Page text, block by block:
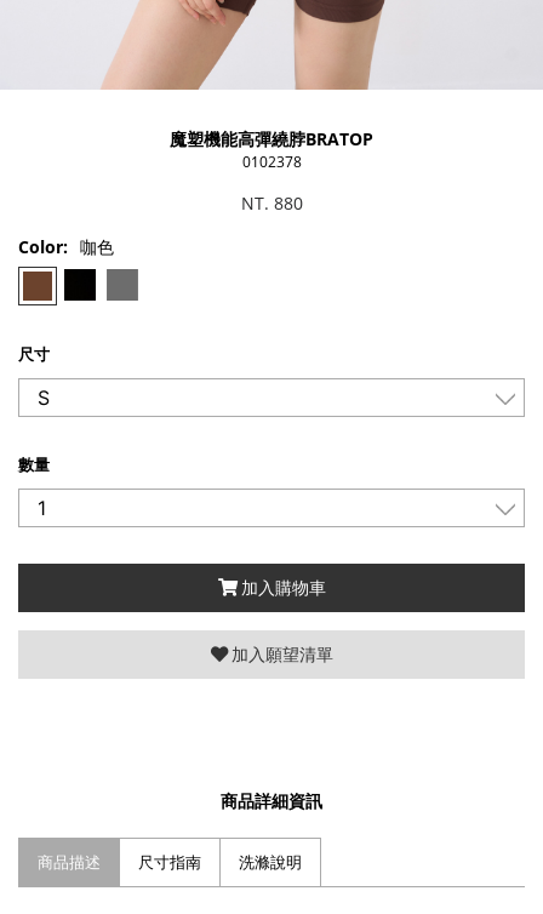
魔塑機能高彈繞脖BRATOP
0102378
NT. 880
Color: 咖色
尺寸
數量
加入購物車
加入願望清單
商品詳細資訊
商品描述 尺寸指南 洗滌說明